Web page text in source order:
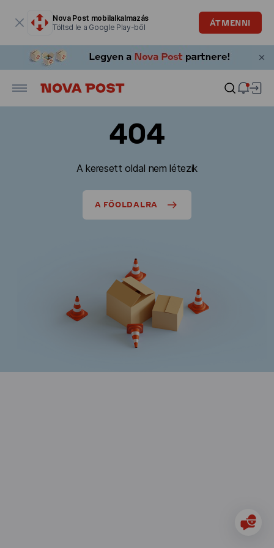
Nova Post mobilalkalmazás
Töltsd le a Google Play-ből
ÁTMENNI
404
A keresett oldal nem létezik
A FŐOLDALRA